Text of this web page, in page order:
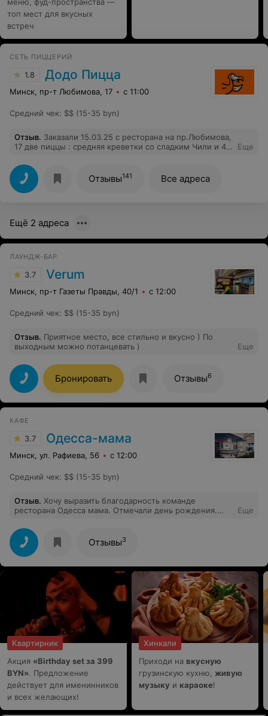
топ мест для вкусных
встреч
СЕТЬ ПИЦЦЕРИЙ
1.8 Додо Пицца
Минск, пр-т Любимова, 17 с 11:00
Средний чек: $$ (15-35 byn)
Отзыв. Заказали 15.03.25 с ресторана на пр.Любимова,
17 две пиццы : средняя креветки со сладким Чили и 4
явно хорошо поболтались в коробке, прежде чем
доехали к нам. Качество исполнения заказа оставляло
желать лучшего: пиццы были деформированы и одна
сломана, края теста были неаккуратными и
Додо, после данного заказа уйдем в другую пиццерию.
Еще
Отзывы141 Все адреса
Ещё 2 адреса
ЛАУНДЖ-БАР
3.7 Verum
Минск, пр-т Газеты Правды, 40/1 с 12:00
Средний чек: $$ (15-35 byn)
Отзыв. Приятное место, все стильно и вкусно ) По
выходным можно потанцевать )
Еще
Бронировать Отзывы6
КАФЕ
3.7 Одесса-мама
Минск, ул. Рафиева, 56 с 12:00
Средний чек: $$ (15-35 byn)
Отзыв. Хочу выразить благодарность команде
ресторана Одесса мама. Отмечали день рождения.
обслуживание шикарное. Все просьбы были учтены.
Спасибо большое
Еще
Отзывы3
Квартирник
Акция «Birthday set за 399
BYN». Предложение
действует для именинников
и всех желающих!
Хинкали
Приходи на вкусную
грузинскую кухню, живую
музыку и караоке!